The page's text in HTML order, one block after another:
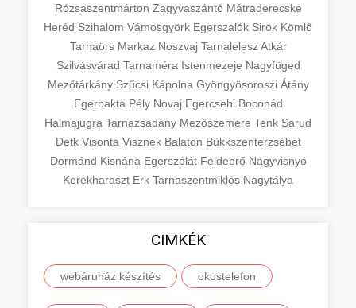
Rózsaszentmárton Zagyvaszántó Mátraderecske
Heréd Szihalom Vámosgyörk Egerszalók Sirok Kömlő
Tarnaörs Markaz Noszvaj Tarnalelesz Atkár
Szilvásvárad Tarnaméra Istenmezeje Nagyfüged
Mezőtárkány Szűcsi Kápolna Gyöngyösoroszi Átány
Egerbakta Pély Novaj Egercsehi Boconád
Halmajugra Tarnazsadány Mezőszemere Tenk Sarud
Detk Visonta Visznek Balaton Bükkszenterzsébet
Dormánd Kisnána Egerszólát Feldebrő Nagyvisnyó
Kerekharaszt Erk Tarnaszentmiklós Nagytálya
CIMKÉK
webáruház készítés okostelefon